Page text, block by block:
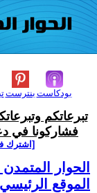
بنترست بودكاست
تبرعاتكم
فشاركونا في
[اشترك
الحوار
الموقع الرئيسي